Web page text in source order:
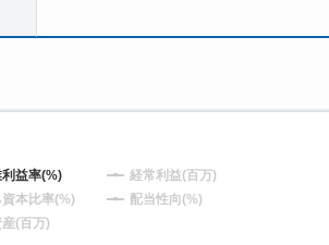
益率(%)
経常利益(百万)
資本比率(%)
配当性向(%)
(百万)